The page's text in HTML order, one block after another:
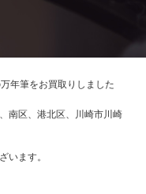
年筆をお買取りしました
南区、港北区、川崎市川崎
います。